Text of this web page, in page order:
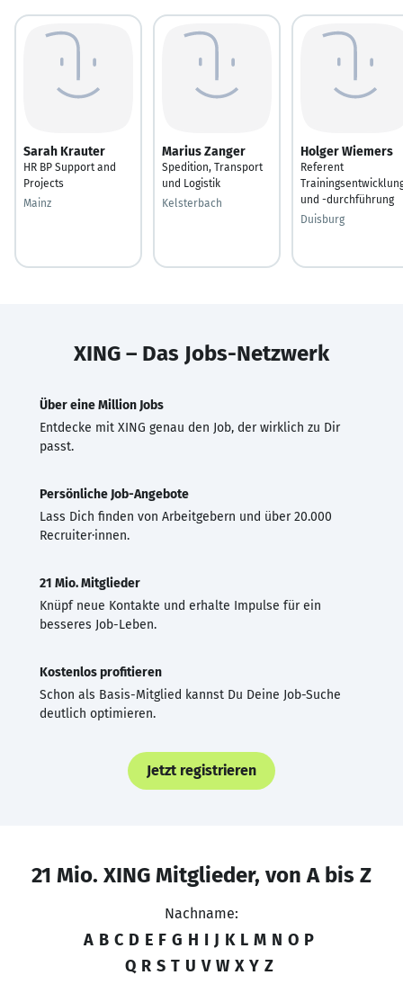
Sarah Krauter
HR BP Support and
Projects
Mainz
Marius Zanger
Spedition, Transport
und Logistik
Kelsterbach
Holger Wiemers
Referent
und -durchführung
Duisburg
XING – Das Jobs-Netzwerk
Über eine Million Jobs
Entdecke mit XING genau den Job, der wirklich zu Dir
passt.
Persönliche Job-Angebote
Lass Dich finden von Arbeitgebern und über 20.000
Recruiter·innen.
21 Mio. Mitglieder
Knüpf neue Kontakte und erhalte Impulse für ein
besseres Job-Leben.
Kostenlos profitieren
Schon als Basis-Mitglied kannst Du Deine Job-Suche
deutlich optimieren.
Jetzt registrieren
21 Mio. XING Mitglieder, von A bis Z
Nachname:
A B C D E F G H I J K L M N O P
Q R S T U V W X Y Z